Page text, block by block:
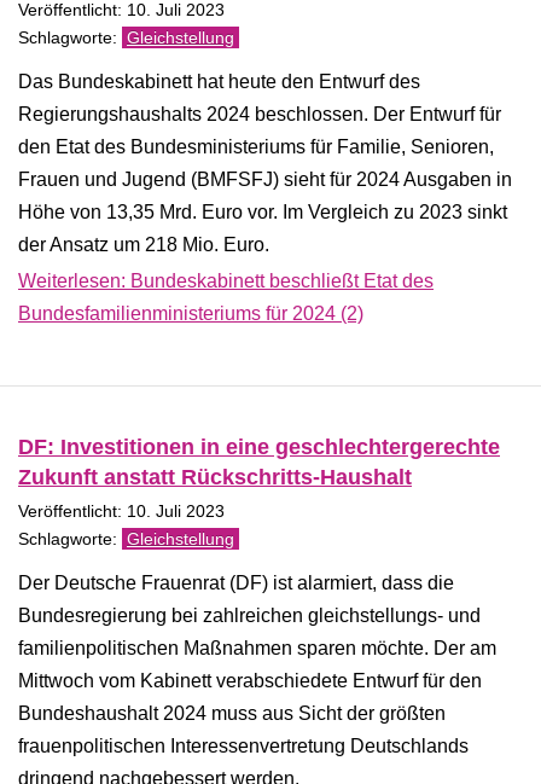
Veröffentlicht: 10. Juli 2023
Gleichstellung
Das Bundeskabinett hat heute den Entwurf des
Regierungshaushalts 2024 beschlossen. Der Entwurf für
den Etat des Bundesministeriums für Familie, Senioren,
Frauen und Jugend (BMFSFJ) sieht für 2024 Ausgaben in
Höhe von 13,35 Mrd. Euro vor. Im Vergleich zu 2023 sinkt
der Ansatz um 218 Mio. Euro.
Weiterlesen: Bundeskabinett beschließt Etat des
Bundesfamilienministeriums für 2024 (2)
DF: Investitionen in eine geschlechtergerechte
Zukunft anstatt Rückschritts-Haushalt
Veröffentlicht: 10. Juli 2023
Gleichstellung
Der Deutsche Frauenrat (DF) ist alarmiert, dass die
Bundesregierung bei zahlreichen gleichstellungs- und
familienpolitischen Maßnahmen sparen möchte. Der am
Mittwoch vom Kabinett verabschiedete Entwurf für den
Bundeshaushalt 2024 muss aus Sicht der größten
frauenpolitischen Interessenvertretung Deutschlands
dringend nachgebessert werden.